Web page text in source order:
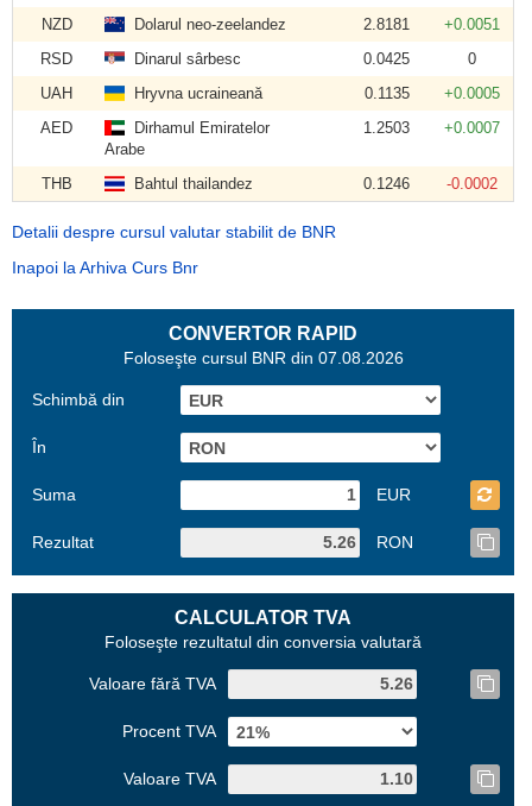
NZD
Dolarul neo-zeelandez 2.8181
+0.0051
RSD
Dinarul sârbesc 0.0425
0
UAH
Hryvna ucraineană 0.1135
+0.0005
AED
Dirhamul Emiratelor
Arabe
1.2503 +0.0007
THB Bahtul thailandez 0.1246 -0.0002
Detalii despre cursul valutar stabilit de BNR
Inapoi la Arhiva Curs Bnr
CONVERTOR RAPID
Foloseşte cursul BNR din 07.08.2026
Schimbă din
În
Suma EUR
Rezultat RON
CALCULATOR TVA
Foloseşte rezultatul din conversia valutară
Valoare fără TVA
Procent TVA
Valoare TVA